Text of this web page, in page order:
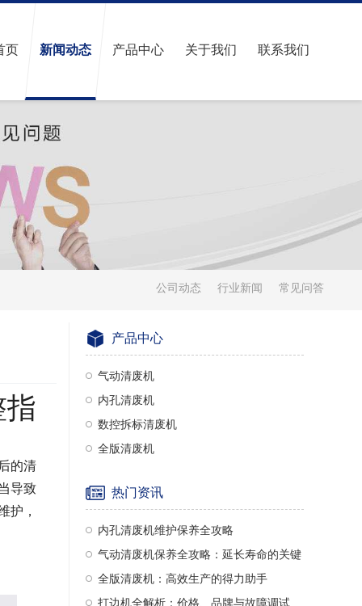
页 新闻动态 产品中心 关于我们 联系我们
公司动态 行业新闻 常见问答
的清
导致
护，
产品中心
气动清废机
内孔清废机
数控拆标清废机
全版清废机
热门资讯
内孔清废机维护保养全攻略
气动清废机保养全攻略：延长寿命的关键
全版清废机：高效生产的得力助手